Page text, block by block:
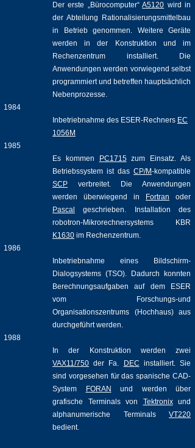
Der erste „Bürocomputer“A5120 wird in
der Abteilung Rationalisierungsmittelbau
in Betrieb genommen. Weitere Geräte
werden in der Konstruktion und im
Rechenzentrum installiert. Die
Anwendungen werden vorwiegend selbst
programmiert und betreffen hauptsächlich
Nebenprozesse.
1984
Inbetriebnahme des ESER-Rechners EC
1056M
1985
Es kommen
PC1715zum Einsatz. Als
Betriebssystem ist das CP/M-kompatible
SCP verbreitet. Die Anwendungen
werden überwiegend in
Fortran oder
Pascal
geschrieben. Installation des
robotron-Mikrorechnersystems KBR
K1630 im Rechenzentrum.
1986
Inbetriebnahme eines Bildschirm-
Dialogsystems (TSO). Dadurch konnten
Berechnungsaufgaben auf dem ESER
vom Forschungs-und
Organisationszentrums (Hochhaus) aus
durchgeführt werden.
1988
In der Konstruktion werden zwei
VAX11/750 der Fa. DEC installiert. Sie
sind vorgesehen für das spanische CAD-
System
FORAN
und werden über
grafische Terminals von Tektronixund
alphanumerische Terminals VT220
bedient.